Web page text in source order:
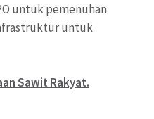
untuk pemenuhan
untuk
Sawit Rakyat.